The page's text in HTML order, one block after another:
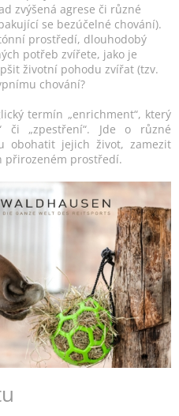
zvýšená agrese či různé
se bezúčelné chování).
prostředí, dlouhodobý
potřeb zvířete, jako je
životní pohodu zvířat (tzv.
chování?
termín „enrichment“, který
či „zpestření“. Jde o různé
obohatit jejich život, zamezit
přirozeném prostředí.